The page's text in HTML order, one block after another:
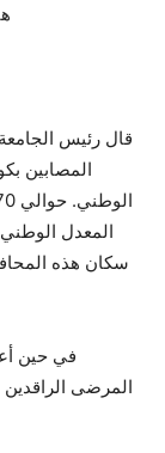
قال رئيس
المصابين
في حين